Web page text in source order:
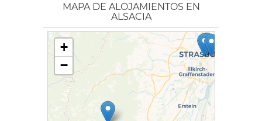
MAPA DE ALOJAMIENTOS EN
ALSACIA
+
−